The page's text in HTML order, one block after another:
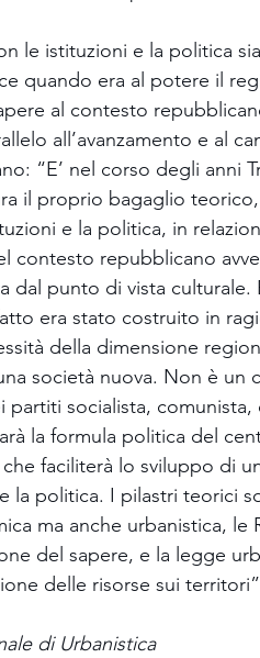
le istituzioni e la politica
quando era al potere il
al contesto
all’avanzamento e al
“E’ nel corso degli anni
il proprio bagaglio
e la politica, in
contesto repubblicano
dal punto di vista culturale.
era stato costruito in
della dimensione
società nuova. Non è un
socialista, comunista,
la formula politica del
faciliterà lo sviluppo di
la politica. I pilastri teorici
ma anche urbanistica, le
del sapere, e la legge
delle risorse sui
di Urbanistica